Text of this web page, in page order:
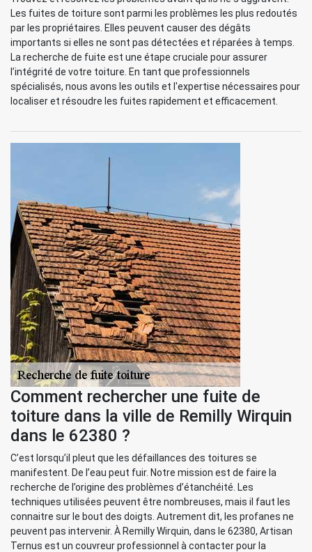
Les fuites de toiture sont parmi les problèmes les plus redoutés
par les propriétaires. Elles peuvent causer des dégâts
importants si elles ne sont pas détectées et réparées à temps.
La recherche de fuite est une étape cruciale pour assurer
l’intégrité de votre toiture. En tant que professionnels
spécialisés, nous avons les outils et l'expertise nécessaires pour
localiser et résoudre les fuites rapidement et efficacement.
Comment rechercher une fuite de
toiture dans la ville de Remilly Wirquin
dans le 62380 ?
C’est lorsqu’il pleut que les défaillances des toitures se
manifestent. De l’eau peut fuir. Notre mission est de faire la
recherche de l’origine des problèmes d’étanchéité. Les
techniques utilisées peuvent être nombreuses, mais il faut les
connaitre sur le bout des doigts. Autrement dit, les profanes ne
peuvent pas intervenir. À Remilly Wirquin, dans le 62380, Artisan
Ternus est un couvreur professionnel à contacter pour la